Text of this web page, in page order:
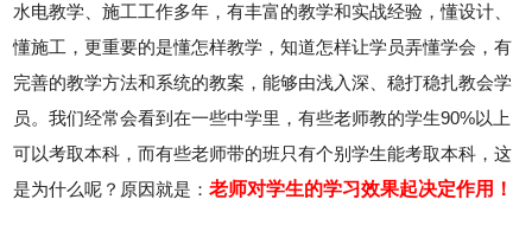
水电教学、施工工作多年，有丰富的教学和实战经验，懂设计、
懂施工，更重要的是懂怎样教学，知道怎样让学员弄懂学会，有
完善的教学方法和系统的教案，能够由浅入深、稳打稳扎教会学
员。我们经常会看到在一些中学里，有些老师教的学生90%以上
可以考取本科，而有些老师带的班只有个别学生能考取本科，这
是为什么呢？原因就是：老师对学生的学习效果起决定作用！